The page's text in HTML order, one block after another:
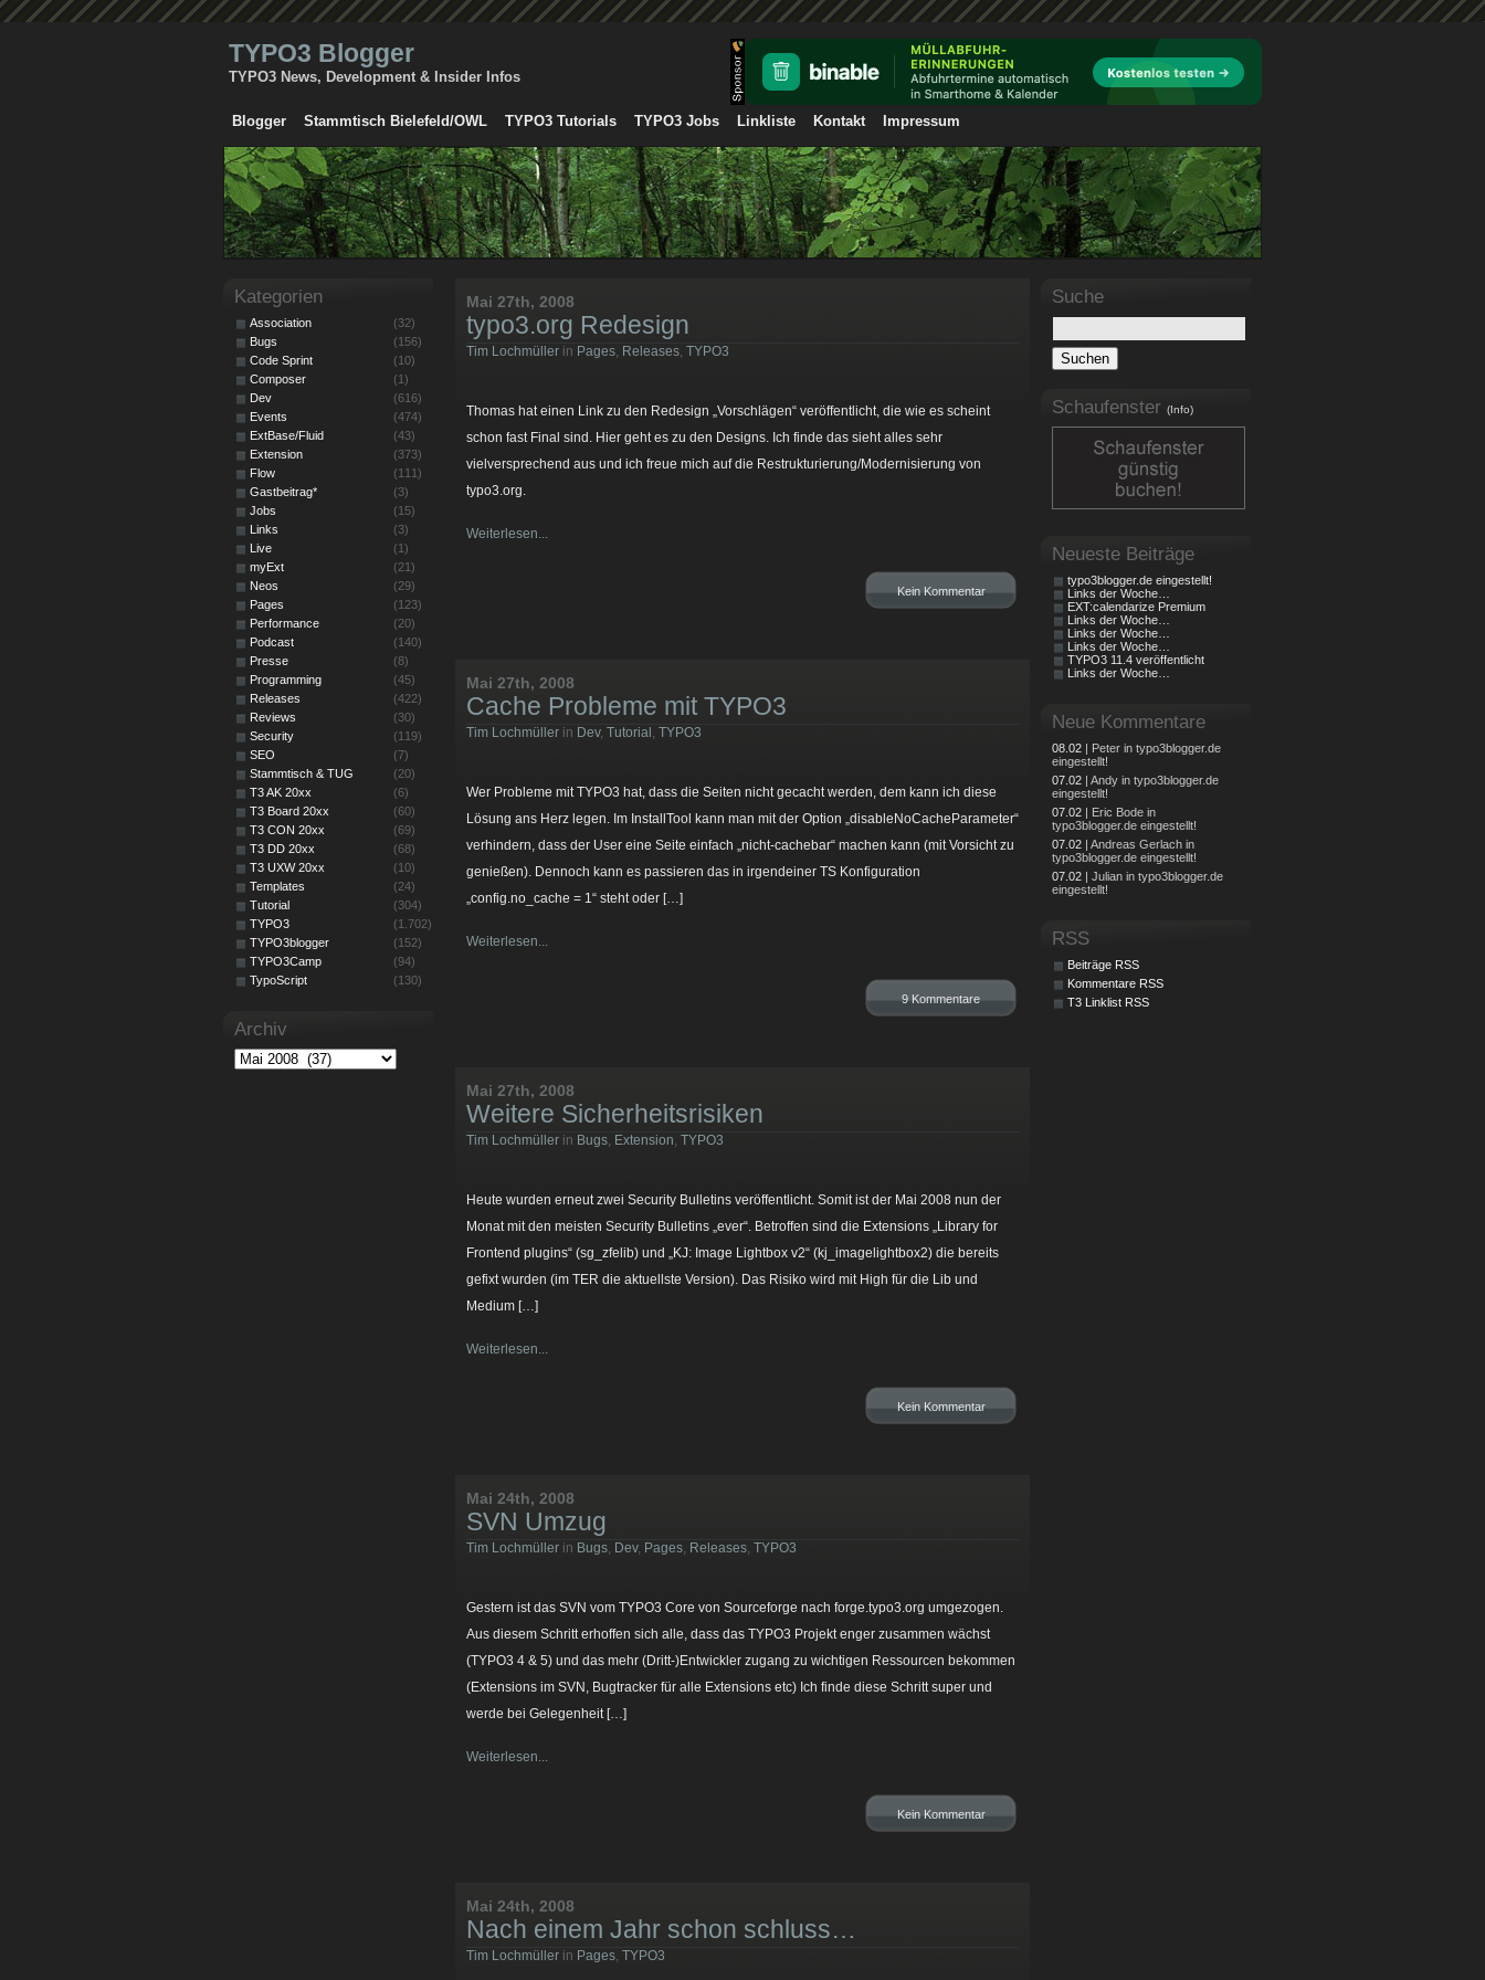
TYPO3 Blogger
TYPO3 News, Development & Insider Infos
Blogger Stammtisch Bielefeld/OWL TYPO3 Tutorials TYPO3 Jobs Linkliste Kontakt Impressum
Mai 27th, 2008
typo3.org Redesign
Tim Lochmüller in Pages, Releases, TYPO3
Thomas hat einen Link zu den Redesign „Vorschlägen“ veröffentlicht, die wie es scheint
schon fast Final sind. Hier geht es zu den Designs. Ich finde das sieht alles sehr
vielversprechend aus und ich freue mich auf die Restrukturierung/Modernisierung von
typo3.org.
Weiterlesen...
Kein Kommentar
Mai 27th, 2008
Cache Probleme mit TYPO3
Tim Lochmüller in Dev, Tutorial , TYPO3
Wer Probleme mit TYPO3 hat, dass die Seiten nicht gecacht werden, dem kann ich diese
Lösung ans Herz legen. Im InstallTool kann man mit der Option „disableNoCacheParameter“
verhindern, dass der User eine Seite einfach „nicht-cachebar“ machen kann (mit Vorsicht zu
genießen). Dennoch kann es passieren das in irgendeiner TS Konfiguration
„config.no_cache = 1“ steht oder […]
Weiterlesen...
9 Kommentare
Mai 27th, 2008
Weitere Sicherheitsrisiken
Tim Lochmüller in Bugs, Extension, TYPO3
Heute wurden erneut zwei Security Bulletins veröffentlicht. Somit ist der Mai 2008 nun der
Monat mit den meisten Security Bulletins „ever“. Betroffen sind die Extensions „Library for
Frontend plugins“ (sg_zfelib) und „KJ: Image Lightbox v2“ (kj_imagelightbox2) die bereits
gefixt wurden (im TER die aktuellste Version). Das Risiko wird mit High für die Lib und
Medium […]
Weiterlesen...
Kein Kommentar
Mai 24th, 2008
SVN Umzug
Tim Lochmüller in Bugs, Dev, Pages, Releases, TYPO3
Gestern ist das SVN vom TYPO3 Core von Sourceforge nach forge.typo3.org umgezogen.
Aus diesem Schritt erhoffen sich alle, dass das TYPO3 Projekt enger zusammen wächst
(TYPO3 4 & 5) und das mehr (Dritt-)Entwickler zugang zu wichtigen Ressourcen bekommen
(Extensions im SVN, Bugtracker für alle Extensions etc) Ich finde diese Schritt super und
werde bei Gelegenheit […]
Weiterlesen...
Kein Kommentar
Mai 24th, 2008
Nach einem Jahr schon schluss…
Tim Lochmüller in Pages, TYPO3
Suche
Schaufenster (Info)
Neueste Beiträge
typo3blogger.de eingestellt!
Links der Woche…
EXT:calendarize Premium
Links der Woche…
Links der Woche…
Links der Woche…
TYPO3 11.4 veröffentlicht
Links der Woche…
Neue Kommentare
08.02 | Peter in typo3blogger.de
eingestellt!
07.02 | Andy in typo3blogger.de
eingestellt!
07.02 | Eric Bode in
typo3blogger.de eingestellt!
07.02 | Andreas Gerlach in
typo3blogger.de eingestellt!
07.02 | Julian in typo3blogger.de
eingestellt!
RSS
Beiträge RSS
Kommentare RSS
T3 Linklist RSS
Kategorien
Association
(32)
Bugs
(156)
Code Sprint
(10)
Composer
(1)
Dev
(616)
Events
(474)
ExtBase/Fluid
(43)
Extension
(373)
Flow
(111)
Gastbeitrag*
(3)
Jobs
(15)
Links
(3)
Live
(1)
myExt
(21)
Neos
(29)
Pages
(123)
Performance
(20)
Podcast
(140)
Presse
(8)
Programming
(45)
Releases
(422)
Reviews
(30)
Security
(119)
SEO
(7)
Stammtisch & TUG
(20)
T3 AK 20xx
(6)
T3 Board 20xx
(60)
T3 CON 20xx
(69)
T3 DD 20xx
(68)
T3 UXW 20xx
(10)
Templates
(24)
Tutorial
(304)
TYPO3
(1.702)
TYPO3blogger
(152)
TYPO3Camp
(94)
TypoScript
(130)
Archiv